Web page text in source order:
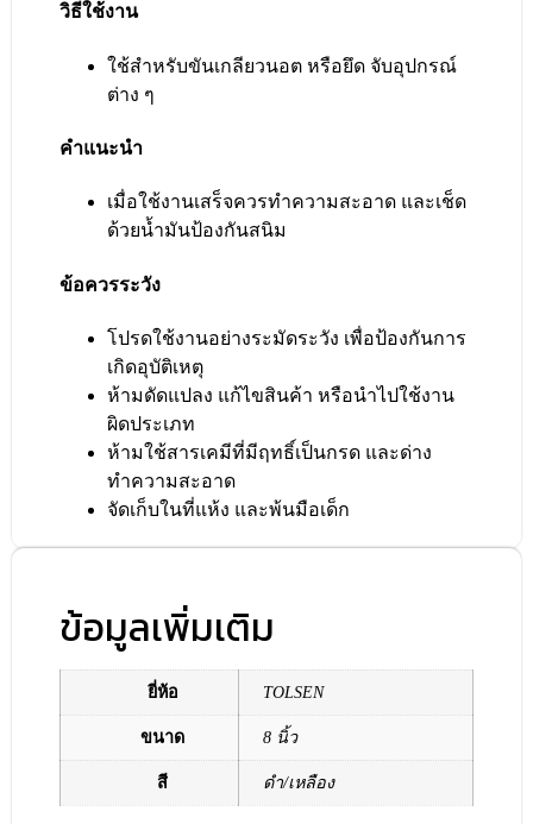
วิธีใช้งาน
ใช้สำหรับขันเกลียวนอต หรือยึด จับอุปกรณ์
ต่าง ๆ
คำแนะนำ
เมื่อใช้งานเสร็จควรทำความสะอาด และเช็ด
ด้วยนํ้ามันป้องกันสนิม
ข้อควรระวัง
โปรดใช้งานอย่างระมัดระวัง เพื่อป้องกันการ
เกิดอุบัติเหตุ
ห้ามดัดแปลง แก้ไขสินค้า หรือนำไปใช้งาน
ผิดประเภท
ห้ามใช้สารเคมีที่มีฤทธิ์เป็นกรด และด่าง
ทำความสะอาด
จัดเก็บในที่แห้ง และพ้นมือเด็ก
ข้อมูลเพิ่มเติม
ยี่ห้อ TOLSEN
ขนาด 8 นิ้ว
สี ดำ/เหลือง